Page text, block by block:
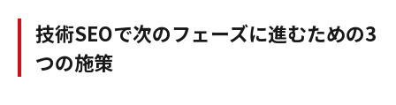
技術SEOで次のフェーズに進むための3
つの施策